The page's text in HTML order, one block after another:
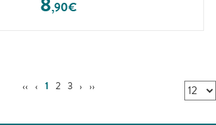
,90€
‹‹ ‹ 1 2 3 › ››